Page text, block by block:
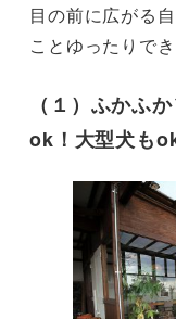
目の前に広がる
ことゆったりで
（１）ふかふ
ok！大型犬も